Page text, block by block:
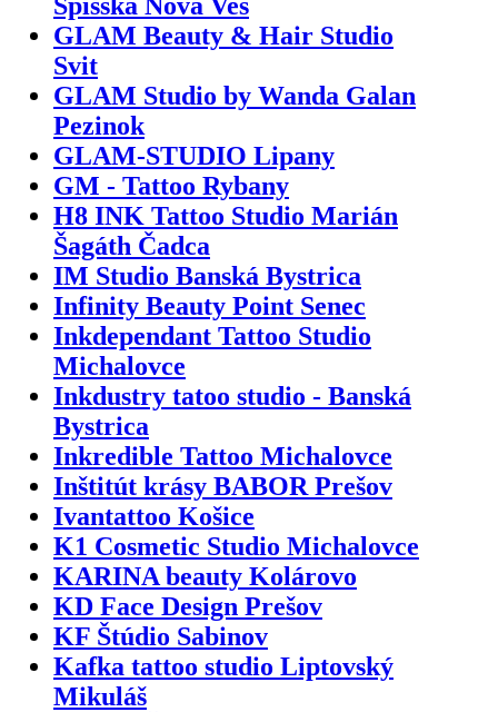
GLAM Beauty & Hair Studio
Svit
GLAM Studio by Wanda Galan
Pezinok
GLAM-STUDIO Lipany
GM - Tattoo Rybany
H8 INK Tattoo Studio Marián
Šagáth Čadca
IM Studio Banská Bystrica
Infinity Beauty Point Senec
Inkdependant Tattoo Studio
Michalovce
Inkdustry tatoo studio - Banská
Bystrica
Inkredible Tattoo Michalovce
Inštitút krásy BABOR Prešov
Ivantattoo Košice
K1 Cosmetic Studio Michalovce
KARINA beauty Kolárovo
KD Face Design Prešov
KF Štúdio Sabinov
Kafka tattoo studio Liptovský
Mikuláš